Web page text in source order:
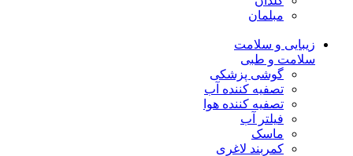
مبلمان
زیبایی و سلامت
سلامت و طبی
گوشی پزشکی
تصفیه کننده آب
تصفیه کننده هوا
فیلتر آب
ماسک
کمربند لاغری